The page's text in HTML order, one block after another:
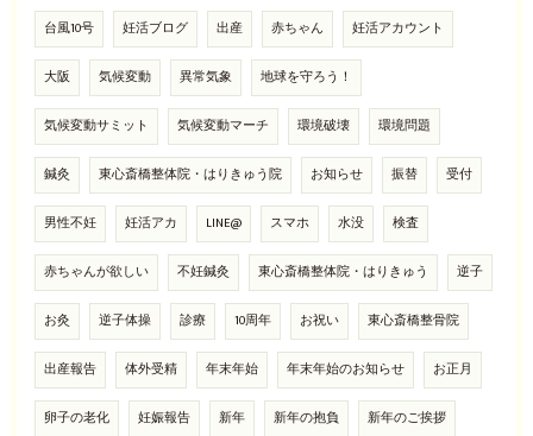
台風10号 妊活ブログ 出産 赤ちゃん 妊活アカウント
大阪 気候変動 異常気象 地球を守ろう！
気候変動サミット 気候変動マーチ 環境破壊 環境問題
鍼灸 東心斎橋整体院・はりきゅう院 お知らせ 振替 受付
男性不妊 妊活アカ LINE@ スマホ 水没 検査
赤ちゃんが欲しい 不妊鍼灸 東心斎橋整体院・はりきゅう 逆子
お灸 逆子体操 診療 10周年 お祝い 東心斎橋整骨院
出産報告 体外受精 年末年始 年末年始のお知らせ お正月
卵子の老化 妊娠報告 新年 新年の抱負 新年のご挨拶